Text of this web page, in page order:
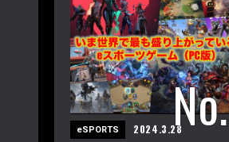
eSPORTS 2024.3.28